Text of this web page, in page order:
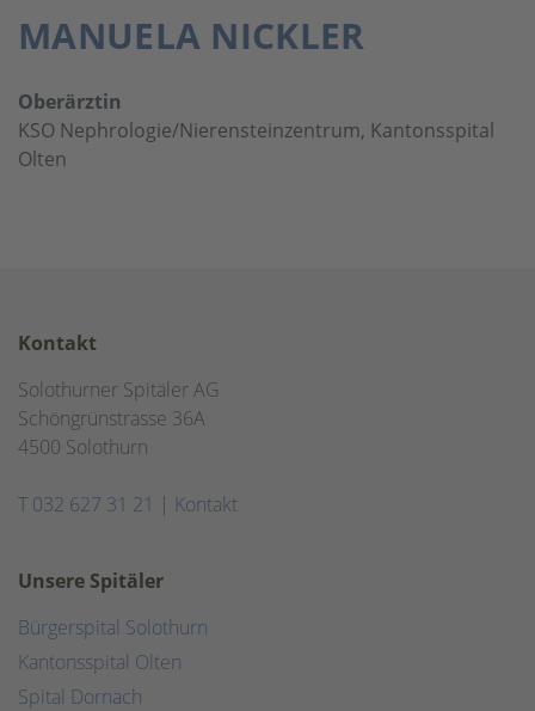
MANUELA NICKLER
Oberärztin
KSO Nephrologie/Nierensteinzentrum, Kantonsspital
Olten
Kontakt
Solothurner Spitäler AG
Schöngrünstrasse 36A
4500 Solothurn
T 032 627 31 21 | Kontakt
Unsere Spitäler
Bürgerspital Solothurn
Kantonsspital Olten
Spital Dornach